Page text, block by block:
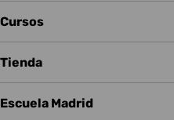
Cursos
Tienda
Escuela Madrid